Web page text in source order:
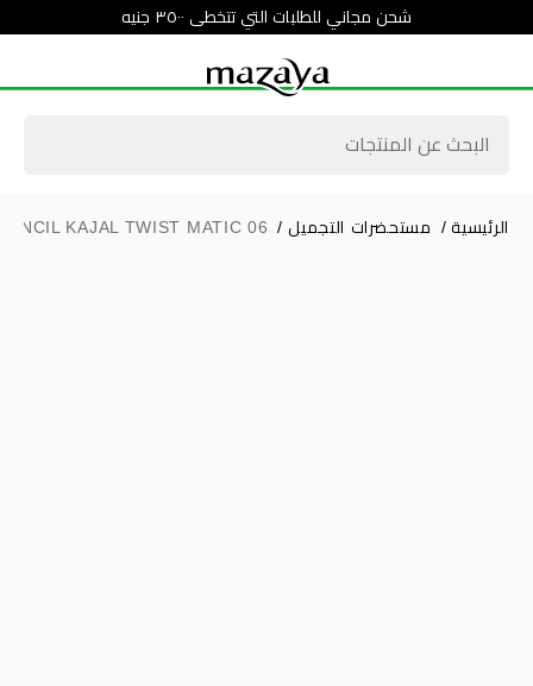
شحن مجاني للطلبات التي تتخطى ٣٥٠٠ جنيه
الرئيسية / مستحضرات التجميل /
KAJAL TWIST MATIC 06